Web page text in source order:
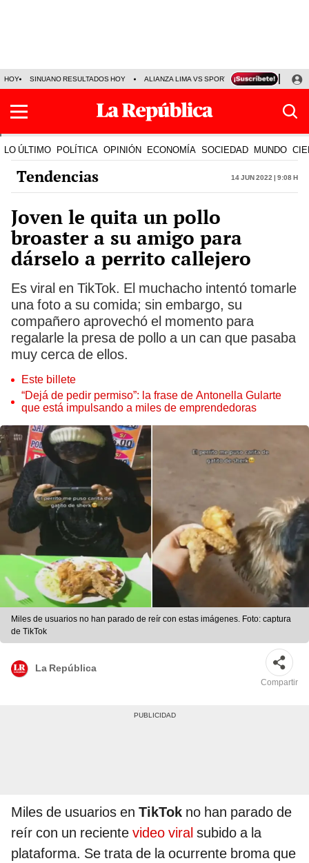
HOY SINUANO RESULTADOS HOY ALIANZA LIMA VS SPORT BOYS JORGE
LO ÚLTIMO POLÍTICA OPINIÓN ECONOMÍA SOCIEDAD MUNDO
Tendencias 14 Jun 2022 | 9:08 h
Joven le quita un pollo
broaster a su amigo para
dárselo a perrito callejero
Es viral en TikTok. El muchacho intentó tomarle
una foto a su comida; sin embargo, su
compañero aprovechó el momento para
regalarle la presa de pollo a un can que pasaba
muy cerca de ellos.
Este billete
“Dejá de pedir permiso”: la frase de Antonella Gularte
que está impulsando a miles de emprendedoras
Miles de usuarios no han parado de reír con estas imágenes. Foto: captura
de TikTok
La República
Compartir
Miles de usuarios en TikTok no han parado de
reír con un reciente video viral subido a la
plataforma. Se trata de la ocurrente broma que